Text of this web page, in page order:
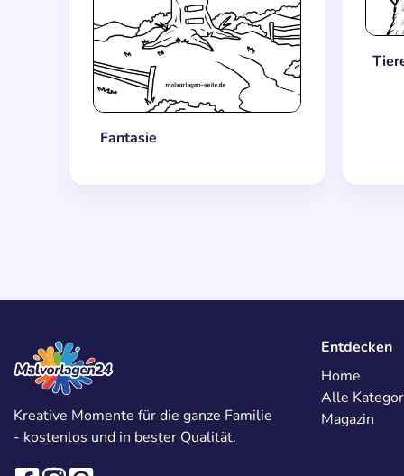
Fantasie
Kreative Momente für die ganze Familie
- kostenlos und in bester Qualität.
Entdecken
Home
Alle
Magazin